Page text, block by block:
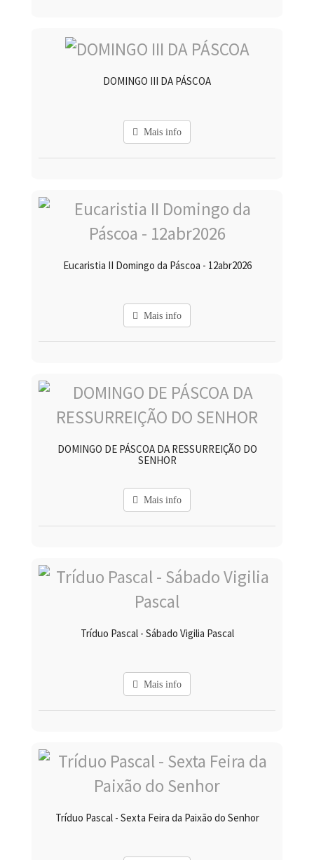
DOMINGO III DA PÁSCOA
Mais info
Eucaristia II Domingo da Páscoa - 12abr2026
Mais info
DOMINGO DE PÁSCOA DA RESSURREIÇÃO DO
SENHOR
Mais info
Tríduo Pascal - Sábado Vigilia Pascal
Mais info
Tríduo Pascal - Sexta Feira da Paixão do Senhor